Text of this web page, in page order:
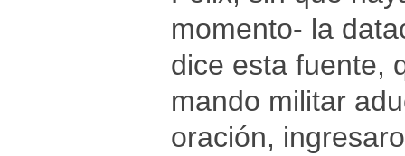
momento- la
dice esta fuente,
mando militar
oración,